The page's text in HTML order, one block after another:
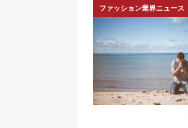
ファッション業界ニュース